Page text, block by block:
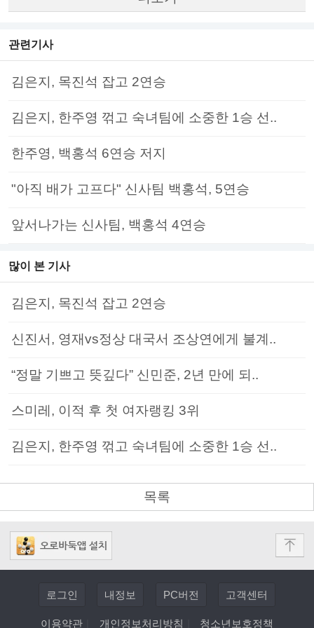
관련기사
김은지, 목진석 잡고 2연승
김은지, 한주영 꺾고 숙녀팀에 소중한 1승 선..
한주영, 백홍석 6연승 저지
"아직 배가 고프다" 신사팀 백홍석, 5연승
앞서나가는 신사팀, 백홍석 4연승
많이 본 기사
김은지, 목진석 잡고 2연승
신진서, 영재vs정상 대국서 조상연에게 불계..
“정말 기쁘고 뜻깊다” 신민준, 2년 만에 되..
스미레, 이적 후 첫 여자랭킹 3위
김은지, 한주영 꺾고 숙녀팀에 소중한 1승 선..
목록
로그인 내정보 PC버전 고객센터
이용약관 개인정보처리방침 청소년보호정책